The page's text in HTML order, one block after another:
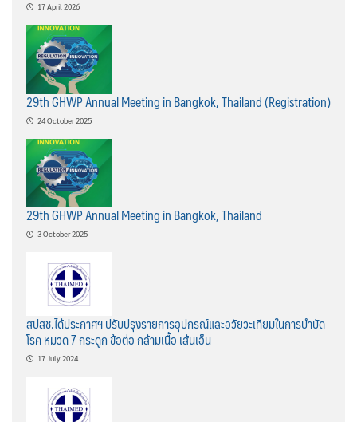
17 April 2026
29th GHWP Annual Meeting in Bangkok, Thailand (Registration)
24 October 2025
29th GHWP Annual Meeting in Bangkok, Thailand
3 October 2025
สปสช.ได้ประกาศฯ ปรับปรุงรายการอุปกรณ์และอวัยวะเทียมในการบำบัด
โรค หมวด 7 กระดูก ข้อต่อ กล้ามเนื้อ เส้นเอ็น
17 July 2024